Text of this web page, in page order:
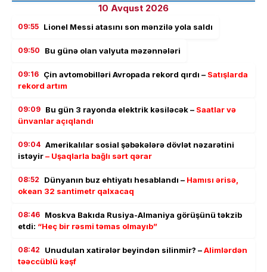
10 Avqust 2026
09:55 Lionel Messi atasını son mənzilə yola saldı
09:50 Bu günə olan valyuta məzənnələri
09:16 Çin avtomobilləri Avropada rekord qırdı – Satışlarda
rekord artım
09:09 Bu gün 3 rayonda elektrik kəsiləcək – Saatlar və
ünvanlar açıqlandı
09:04 Amerikalılar sosial şəbəkələrə dövlət nəzarətini
istəyir– Uşaqlarla bağlı sərt qərar
08:52 Dünyanın buz ehtiyatı hesablandı – Hamısı ərisə,
okean 32 santimetr qalxacaq
08:46 Moskva Bakıda Rusiya-Almaniya görüşünü təkzib
etdi: “Heç bir rəsmi təmas olmayıb”
08:42 Unudulan xatirələr beyindən silinmir? –Alimlərdən
təəccüblü kəşf